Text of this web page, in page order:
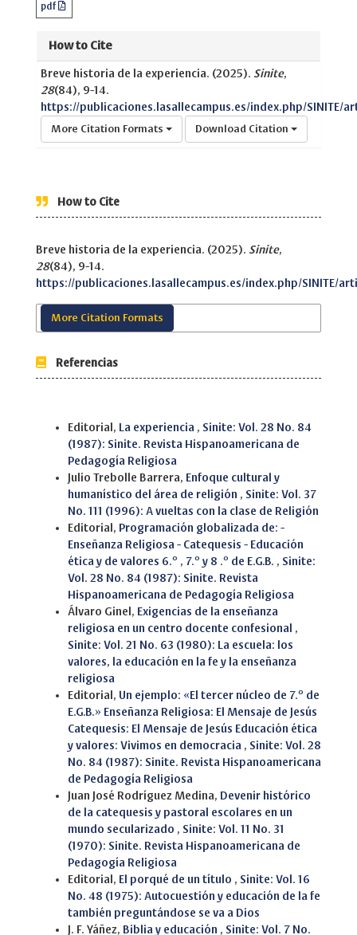
pdf
How to Cite
Breve historia de la experiencia. (2025). Sinite,
28(84), 9-14.
https://publicaciones.lasallecampus.es/index.php/SINITE/
More Citation Formats Download Citation
How to Cite
Breve historia de la experiencia. (2025). Sinite,
28(84), 9-14.
https://publicaciones.lasallecampus.es/index.php/SINITE/
More Citation Formats
Referencias
Editorial, La experiencia , Sinite: Vol. 28 No. 84
(1987): Sinite. Revista Hispanoamericana de
Pedagogía Religiosa
Julio Trebolle Barrera, Enfoque cultural y
humanístico del área de religión , Sinite: Vol. 37
No. 111 (1996): A vueltas con la clase de Religión
Editorial, Programación globalizada de: -
Enseñanza Religiosa - Catequesis - Educación
ética y de valores 6.º , 7.º y 8 .º de E.G.B. , Sinite:
Vol. 28 No. 84 (1987): Sinite. Revista
Hispanoamericana de Pedagogía Religiosa
Álvaro Ginel, Exigencias de la enseñanza
religiosa en un centro docente confesional ,
Sinite: Vol. 21 No. 63 (1980): La escuela: los
valores, la educación en la fe y la enseñanza
religiosa
Editorial, Un ejemplo: «El tercer núcleo de 7.º de
E.G.B.» Enseñanza Religiosa: El Mensaje de Jesús
Catequesis: El Mensaje de Jesús Educación ética
y valores: Vivimos en democracia , Sinite: Vol. 28
No. 84 (1987): Sinite. Revista Hispanoamericana
de Pedagogía Religiosa
Juan José Rodríguez Medina, Devenir histórico
de la catequesis y pastoral escolares en un
mundo secularizado , Sinite: Vol. 11 No. 31
(1970): Sinite. Revista Hispanoamericana de
Pedagogía Religiosa
Editorial, El porqué de un título , Sinite: Vol. 16
No. 48 (1975): Autocuestión y educación de la fe
también preguntándose se va a Dios
J. F. Yáñez, Biblia y educación , Sinite: Vol. 7 No.